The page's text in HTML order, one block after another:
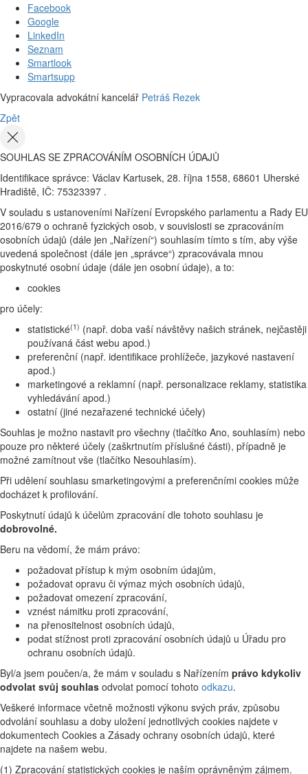
Facebook
Google
LinkedIn
Seznam
Smartlook
Smartsupp
Vypracovala advokátní kancelář Petráš Rezek
Zpět
SOUHLAS SE ZPRACOVÁNÍM OSOBNÍCH ÚDAJŮ
Identifikace správce: Václav Kartusek, 28. října 1558, 68601 Uherské
Hradiště, IČ: 75323397 .
V souladu s ustanoveními Nařízení Evropského parlamentu a Rady EU
2016/679 o ochraně fyzických osob, v souvislosti se zpracováním
osobních údajů (dále jen „Nařízení“) souhlasím tímto s tím, aby výše
uvedená společnost (dále jen „správce“) zpracovávala mnou
poskytnuté osobní údaje (dále jen osobní údaje), a to:
cookies
pro účely:
statistické(1) (např. doba vaší návštěvy našich stránek, nejčastěji
používaná část webu apod.)
preferenční (např. identifikace prohlížeče, jazykové nastavení
apod.)
marketingové a reklamní (např. personalizace reklamy, statistika
vyhledávání apod.)
ostatní (jiné nezařazené technické účely)
Souhlas je možno nastavit pro všechny (tlačítko Ano, souhlasím) nebo
pouze pro některé účely (zaškrtnutím příslušné části), případně je
možné zamítnout vše (tlačítko Nesouhlasím).
Při udělení souhlasu smarketingovými a preferenčními cookies může
docházet k profilování.
Poskytnutí údajů k účelům zpracování dle tohoto souhlasu je
dobrovolné.
Beru na vědomí, že mám právo:
požadovat přístup k mým osobním údajům,
požadovat opravu či výmaz mých osobních údajů,
požadovat omezení zpracování,
vznést námitku proti zpracování,
na přenositelnost osobních údajů,
podat stížnost proti zpracování osobních údajů u Úřadu pro
ochranu osobních údajů.
Byl/a jsem poučen/a, že mám v souladu s Nařízením právo kdykoliv
odvolat svůj souhlas odvolat pomocí tohoto odkazu.
Veškeré informace včetně možnosti výkonu svých práv, způsobu
odvolání souhlasu a doby uložení jednotlivých cookies najdete v
dokumentech Cookies a Zásady ochrany osobních údajů, které
najdete na našem webu.
(1) Zpracování statistických cookies je naším oprávněným zájmem.